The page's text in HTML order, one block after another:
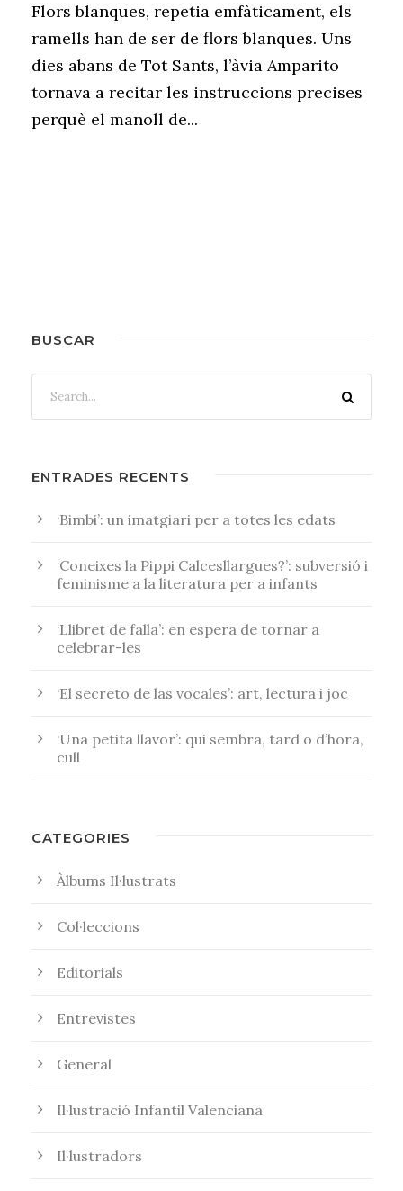
Flors blanques, repetia emfàticament, els
ramells han de ser de flors blanques. Uns
dies abans de Tot Sants, l’àvia Amparito
tornava a recitar les instruccions precises
perquè el manoll de...
BUSCAR
ENTRADES RECENTS
‘Bimbi’: un imatgiari per a totes les edats
‘Coneixes la Pippi Calcesllargues?’: subversió i
feminisme a la literatura per a infants
‘Llibret de falla’: en espera de tornar a
celebrar-les
‘El secreto de las vocales’: art, lectura i joc
‘Una petita llavor’: qui sembra, tard o d’hora,
cull
CATEGORIES
Àlbums Il·lustrats
Col·leccions
Editorials
Entrevistes
General
Il·lustració Infantil Valenciana
Il·lustradors